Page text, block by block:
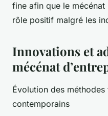
fine afin que le
rôle positif malgré les
Innovations et
mécénat
Évolution des
contemporains